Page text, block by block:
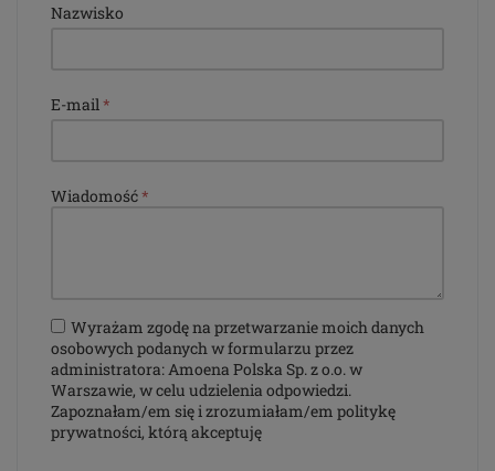
Nazwisko
E-mail *
Wiadomość*
Wyrażam zgodę na przetwarzanie moich danych
osobowych podanych w formularzu przez
administratora: Amoena Polska Sp. z o.o. w
Warszawie, w celu udzielenia odpowiedzi.
Zapoznałam/em się i zrozumiałam/em politykę
prywatności, którą akceptuję